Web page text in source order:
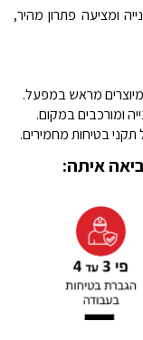
ומציעה פתרון מהיר,
מראש במפעל.
ומורכבים במקום.
בטיחות מחמירים.
איתה: